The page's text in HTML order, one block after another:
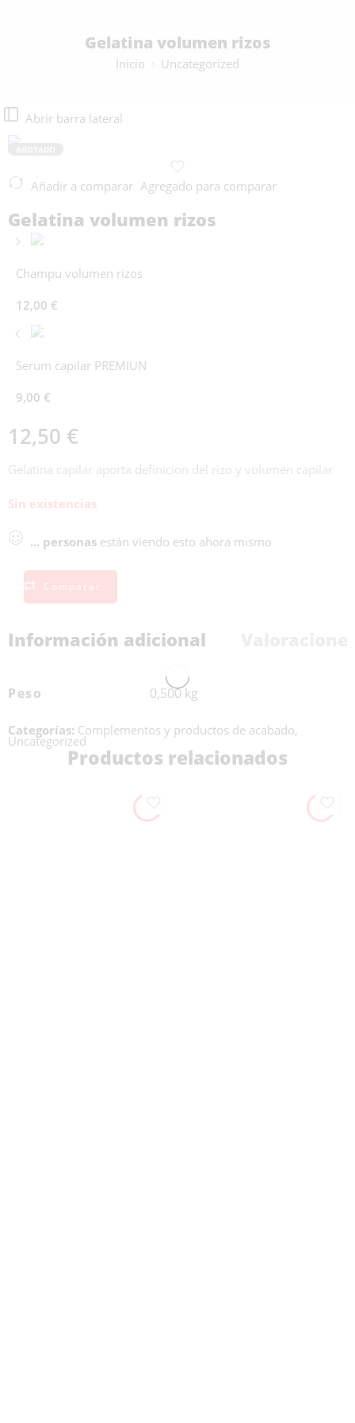
Gelatina volumen rizos
Inicio Uncategorized
Abrir barra lateral
Añadir a comparar Agregado para comparar
Gelatina volumen rizos
Champu volumen rizos
12,00 €
Serum capilar PREMIUN
9,00 €
12,50 €
Gelatina capilar aporta definicion del rizo y volumen capilar
Sin existencias
... personas están viendo esto ahora mismo
Comparar
Información adicional
Peso 0,500 kg
Categorías: Complementos y productos de acabado,
Uncategorized
Productos relacionados